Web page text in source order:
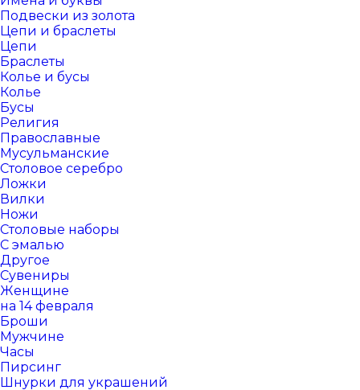
Подвески из золота
Цепи и браслеты
Цепи
Браслеты
Колье и бусы
Колье
Бусы
Религия
Православные
Мусульманские
Столовое серебро
Ложки
Вилки
Ножи
Столовые наборы
С эмалью
Другое
Сувениры
Женщине
на 14 февраля
Броши
Мужчине
Часы
Пирсинг
Шнурки для украшений